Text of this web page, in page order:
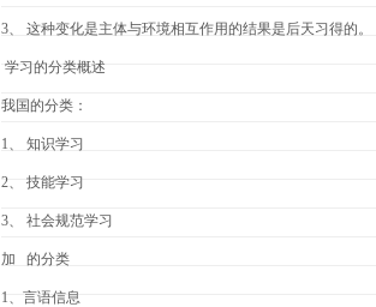
3、 这种变化是主体与环境相互作用的结果是后天习得的。
学习的分类概述
我国的分类：
1、 知识学习
2、 技能学习
3、 社会规范学习
加 的分类
1、言语信息